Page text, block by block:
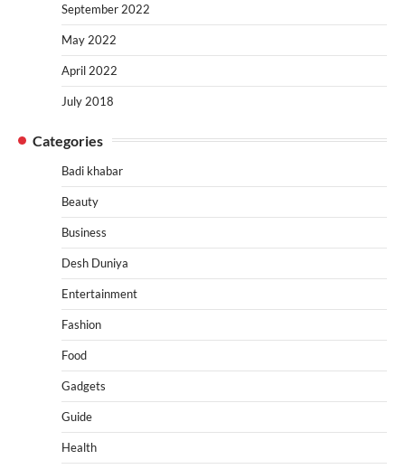
September 2022
May 2022
April 2022
July 2018
Categories
Badi khabar
Beauty
Business
Desh Duniya
Entertainment
Fashion
Food
Gadgets
Guide
Health